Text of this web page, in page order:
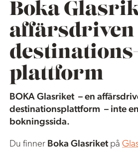
Boka
affärsdriven
plattform
BOKA Glasriket – en
destinationsplattform – inte
bokningssida.
Du finner Boka Glasriket på